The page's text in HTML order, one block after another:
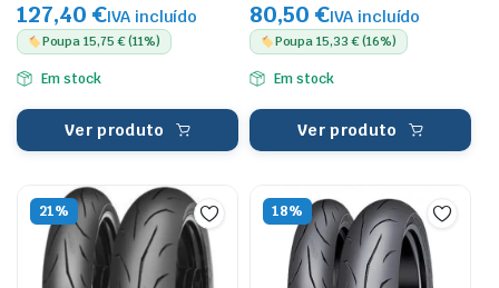
127,40 €IVA incluído
Poupa 15,75 € (11%)
Em stock
Ver produto
80,50 €IVA incluído
Poupa 15,33 € (16%)
Em stock
Ver produto
21% 18%